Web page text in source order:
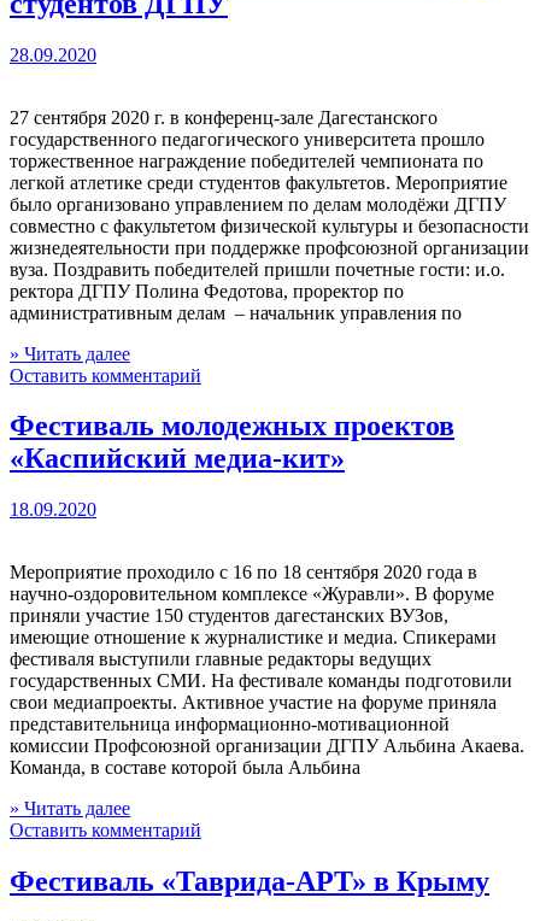
28.09.2020
27 сентября 2020 г. в конференц-зале Дагестанского
государственного педагогического университета прошло
торжественное награждение победителей чемпионата по
легкой атлетике среди студентов факультетов. Мероприятие
было организовано управлением по делам молодёжи ДГПУ
совместно с факультетом физической культуры и безопасности
жизнедеятельности при поддержке профсоюзной организации
вуза. Поздравить победителей пришли почетные гости: и.о.
ректора ДГПУ Полина Федотова, проректор по
административным делам – начальник управления по
» Читать далее
Оставить комментарий
Фестиваль молодежных проектов
«Каспийский медиа-кит»
18.09.2020
Мероприятие проходило с 16 по 18 сентября 2020 года в
научно-оздоровительном комплексе «Журавли». В форуме
приняли участие 150 студентов дагестанских ВУЗов,
имеющие отношение к журналистике и медиа. Спикерами
фестиваля выступили главные редакторы ведущих
государственных СМИ. На фестивале команды подготовили
свои медиапроекты. Активное участие на форуме приняла
представительница информационно-мотивационной
комиссии Профсоюзной организации ДГПУ Альбина Акаева.
Команда, в составе которой была Альбина
» Читать далее
Оставить комментарий
Фестиваль «Таврида-АРТ» в Крыму